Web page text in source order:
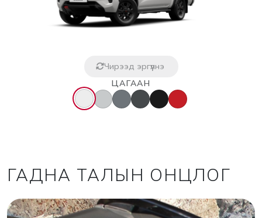
Чирээд эргүүлнэ
ЦАГААН
ГАДНА ТАЛЫН ОНЦЛОГ